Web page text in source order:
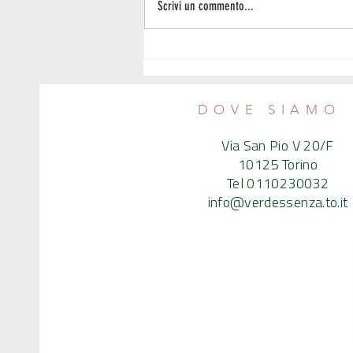
Scrivi un commento...
DOVE SIAMO
Via San Pio V 20/F
10125 Torino
Tel 0110230032
info@verdessenza.to.it